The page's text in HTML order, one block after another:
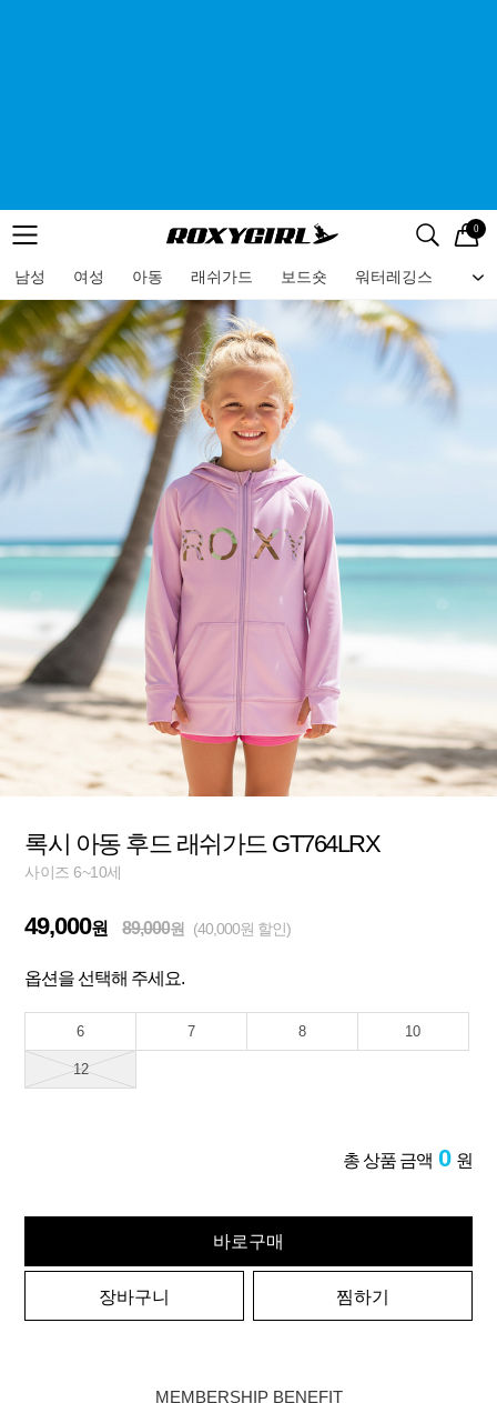
메뉴 검색
로고 0
남성 여성 아동 래쉬가드 보드숏 워터레깅스 비
메뉴
록시 아동 후드 래쉬가드 GT764LRX
사이즈 6~10세
49,000원 89,000원 (40,000원 할인)
옵션을 선택해 주세요.
6 7 8 10
12
총 상품 금액 0 원
바로구매
장바구니 찜하기
MEMBERSHIP BENEFIT